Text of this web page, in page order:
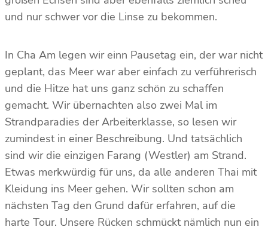
und nur schwer vor die Linse zu bekommen.
In Cha Am legen wir einn Pausetag ein, der war nicht
geplant, das Meer war aber einfach zu verführerisch
und die Hitze hat uns ganz schön zu schaffen
gemacht. Wir übernachten also zwei Mal im
Strandparadies der Arbeiterklasse, so lesen wir
zumindest in einer Beschreibung. Und tatsächlich
sind wir die einzigen Farang (Westler) am Strand.
Etwas merkwürdig für uns, da alle anderen Thai mit
Kleidung ins Meer gehen. Wir sollten schon am
nächsten Tag den Grund dafür erfahren, auf die
harte Tour. Unsere Rücken schmückt nämlich nun ein